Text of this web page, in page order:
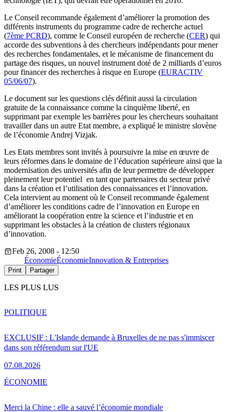
Le Conseil recommande également d’améliorer la promotion des
différents instruments du programme cadre de recherche actuel
(7ème PCRD), comme le Conseil européen de recherche (CER) qui
accorde des subventions à des chercheurs indépendants pour mener
des recherches fondamentales, et le mécanisme de financement du
partage des risques, un nouvel instrument doté de 2 milliards d’euros
pour financer des recherches à risque en Europe (EURACTIV
05/06/07).
Le document sur les questions clés définit aussi la circulation
gratuite de la connaissance comme la cinquième liberté, en
supprimant par exemple les barrières pour les chercheurs souhaitant
travailler dans un autre Etat membre, a expliqué le ministre slovène
de l’économie Andrej Vizjak.
Les Etats membres sont invités à poursuivre la mise en œuvre de
leurs réformes dans le domaine de l’éducation supérieure ainsi que la
modernisation des universités afin de leur permettre de développer
pleinement leur potentiel en tant que partenaires du secteur privé
dans la création et l’utilisation des connaissances et l’innovation.
Cela intervient au moment où le Conseil recommande également
d’améliorer les conditions cadre de l’innovation en Europe en
améliorant la coopération entre la science et l’industrie et en
supprimant les obstacles à la création de clusters régionaux
d’innovation.
Feb 26, 2008 - 12:50
ÉconomieÉconomieInnovation & Entreprises
Print Partager
LES PLUS LUS
EXCLUSIF : L'Islande demande à Bruxelles de ne pas s'immiscer
dans son référendum sur l'UE
07.08.2026
POLITIQUE
Merci la Chine : elle a sauvé l’économie mondiale
ÉCONOMIE